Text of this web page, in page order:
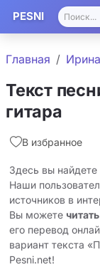
PESNI
Главная
Текст
гитара
В избранное
Здесь вы
Наши
источников в
Вы можете
его перевод
вариант текста
Pesni.net!